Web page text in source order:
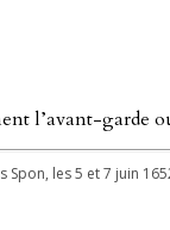
l’avant-garde
les 5 et 7 juin